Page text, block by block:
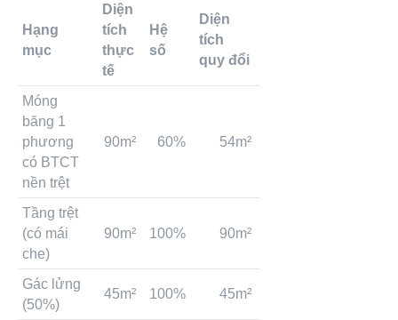
Hạng
mục
Diện
tích
thực
tế
Hệ
số
Diện
tích
quy đổi
Móng
băng 1
phương
có BTCT
nền trệt
90m² 60% 54m²
Tầng trệt
(có mái
che)
90m² 100% 90m²
Gác lửng
(50%)
45m² 100% 45m²